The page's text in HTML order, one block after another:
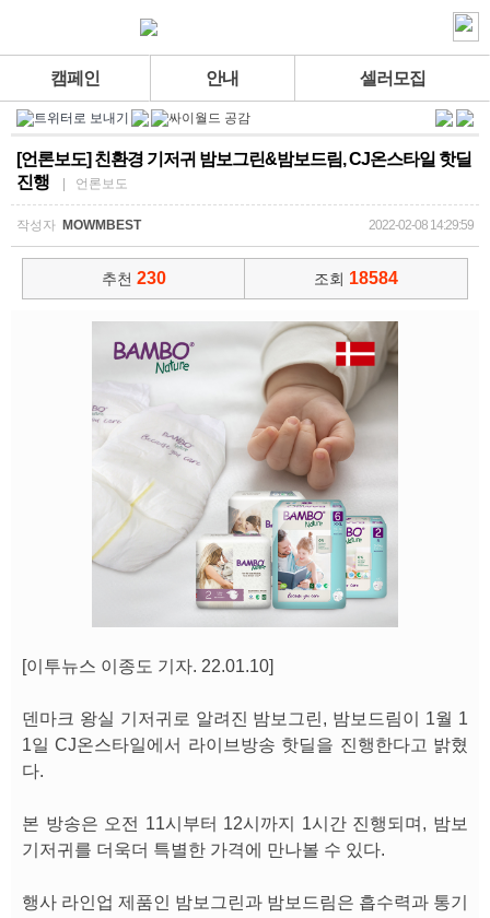
캠페인 안내 셀러모집
[언론보도] 친환경 기저귀 밤보그린&밤보드림, CJ온스타일 핫딜
진행
| 언론보도
작성자 MOWMBEST 2022-02-08 14:29:59
추천 230 조회 18584
[이투뉴스 이종도 기자. 22.01.10]
덴마크 왕실 기저귀로 알려진 밤보그린, 밤보드림이 1월 1
1일 CJ온스타일에서 라이브방송 핫딜을 진행한다고 밝혔
다.
본 방송은 오전 11시부터 12시까지 1시간 진행되며, 밤보
기저귀를 더욱더 특별한 가격에 만나볼 수 있다.
행사 라인업 제품인 밤보그린과 밤보드림은 흡수력과 통기